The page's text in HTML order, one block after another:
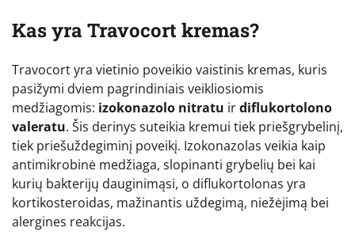
Kas yra Travocort kremas?
Travocort yra vietinio poveikio vaistinis kremas, kuris
pasižymi dviem pagrindiniais veikliosiomis
medžiagomis: izokonazolo nitratu irdiflukortolono
valeratu. Šis derinys suteikia kremui tiek priešgrybelinį,
tiek priešuždegiminį poveikį. Izokonazolas veikia kaip
antimikrobinė medžiaga, slopinanti grybelių bei kai
kurių bakterijų dauginimąsi, o diflukortolonas yra
kortikosteroidas, mažinantis uždegimą, niežėjimą bei
alergines reakcijas.